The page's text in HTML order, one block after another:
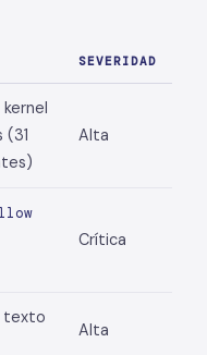
SEVERIDAD
(31
Alta
Crítica
texto
Alta